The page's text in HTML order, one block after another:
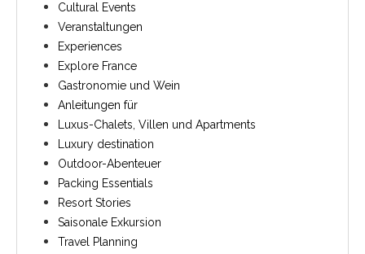
Cultural Events
Veranstaltungen
Experiences
Explore France
Gastronomie und Wein
Anleitungen für
Luxus-Chalets, Villen und Apartments
Luxury destination
Outdoor-Abenteuer
Packing Essentials
Resort Stories
Saisonale Exkursion
Travel Planning